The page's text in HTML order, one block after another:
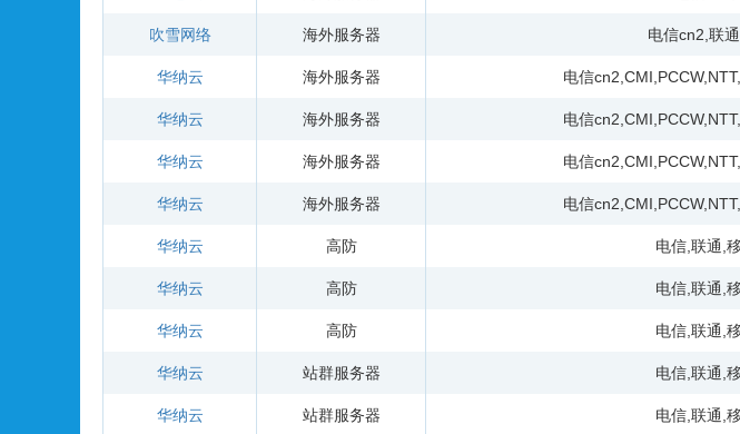
吹雪网络 海外服务器 电信cn2,联
华纳云 海外服务器 电信cn2,CMI,PCCW,NTT,
华纳云 海外服务器 电信cn2,CMI,PCCW,NTT,
华纳云 海外服务器 电信cn2,CMI,PCCW,NTT,
华纳云 海外服务器 电信cn2,CMI,PCCW,NTT,
华纳云 高防 电信,联通,
华纳云 高防 电信,联通,
华纳云 高防 电信,联通,
华纳云 站群服务器 电信,联通,
华纳云 站群服务器 电信,联通,